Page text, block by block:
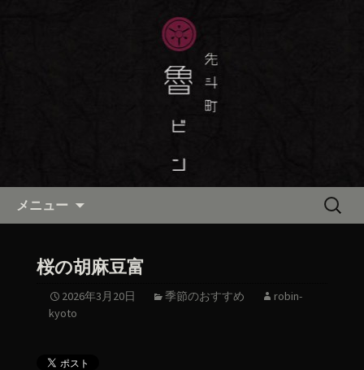
京都・先斗町の京料理・和食
「魯ビン（ろびん）」の公式ブ
京都・先斗町の京町家で美味しい季節
の京料理・和食が自慢の「魯ビン（ろ
びん）」がお店からのお知らせや、お
料理について最新情報をおとどけしま
メニュー
検
桜の胡麻豆富
2026年3月20日 季節のおすすめ
robin-
kyoto